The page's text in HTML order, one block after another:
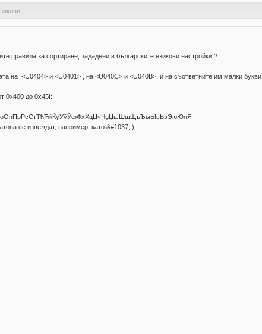
правила за сортиране, зададени в българските езикови настройки ?
на <U0404> и <U0401> , на <U040C> и <U040B>, и на съответните им малки букви.
0x400 до 0x45f:
се извеждат, например, като &#1037; )